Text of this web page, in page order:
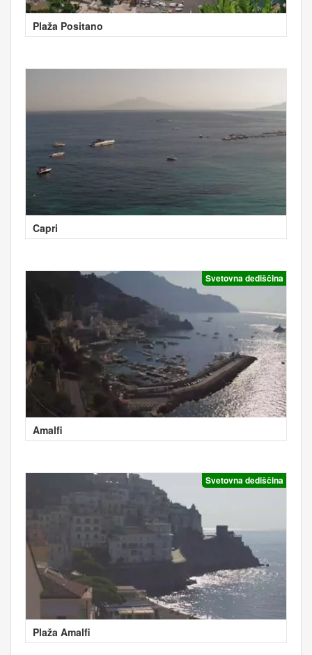
Plaža Positano
Capri
Svetovna dediščina
Amalfi
Svetovna dediščina
Plaža Amalfi